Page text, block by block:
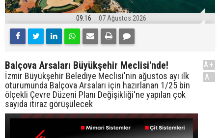
09:16 07 Ağustos 2026
Balçova Arsaları Büyükşehir Meclisi'nde!
İzmir Büyükşehir Belediye Meclisi'nin ağustos ayı ilk
oturumunda Balçova Arsaları için hazırlanan 1/25 bin
ölçekli Çevre Düzeni Planı Değişikliği'ne yapılan çok
sayıda itiraz görüşülecek
A+
A-